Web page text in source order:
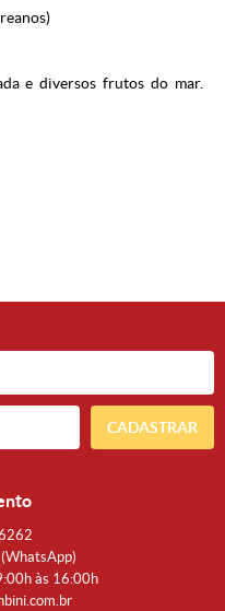
)
e diversos frutos do mar.
CADASTRAR
(WhatsApp)
às 16:00h